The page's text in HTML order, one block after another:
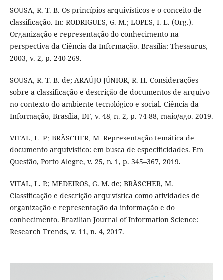
SOUSA, R. T. B. Os princípios arquivísticos e o conceito de
classificação. In: RODRIGUES, G. M.; LOPES, I. L. (Org.).
Organização e representação do conhecimento na
perspectiva da Ciência da Informação. Brasília: Thesaurus,
2003, v. 2, p. 240-269.
SOUSA, R. T. B. de; ARAÚJO JÚNIOR, R. H. Considerações
sobre a classificação e descrição de documentos de arquivo
no contexto do ambiente tecnológico e social. Ciência da
Informação, Brasília, DF, v. 48, n. 2, p. 74-88, maio/ago. 2019.
VITAL, L. P.; BRÄSCHER, M. Representação temática de
documento arquivístico: em busca de especificidades. Em
Questão, Porto Alegre, v. 25, n. 1, p. 345–367, 2019.
VITAL, L. P.; MEDEIROS, G. M. de; BRÄSCHER, M.
Classificação e descrição arquivística como atividades de
organização e representação da informação e do
conhecimento. Brazilian Journal of Information Science:
Research Trends, v. 11, n. 4, 2017.